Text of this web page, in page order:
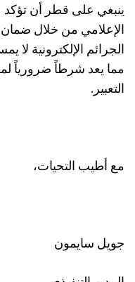
ينبغي على قطر أن تؤكد
الإعلامي من خلال
الجرائم الإلكترونية لا
مما يعد شرطاً ضرورياً
التعبير.
مع أطيب التحيات،
جويل سايمون